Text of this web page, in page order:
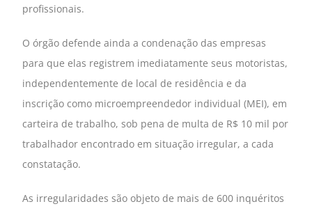
profissionais.
O órgão defende ainda a condenação das empresas
para que elas registrem imediatamente seus motoristas,
independentemente de local de residência e da
inscrição como microempreendedor individual (MEI), em
carteira de trabalho, sob pena de multa de R$ 10 mil por
trabalhador encontrado em situação irregular, a cada
constatação.
As irregularidades são objeto de mais de 600 inquéritos